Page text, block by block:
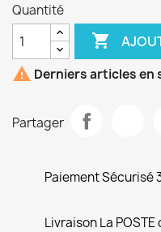
Quantité

 Derniers articles en
Partager
Paiement Sécurisé
Livraison La POSTE